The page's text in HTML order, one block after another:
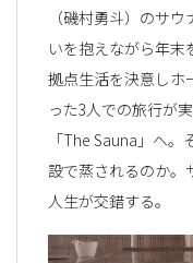
（磯村勇斗）のサ
いを抱えながら年
拠点生活を決意しホ
った3人での旅行が
「The Sauna」へ
設で蒸されるのか。
人生が交錯する。